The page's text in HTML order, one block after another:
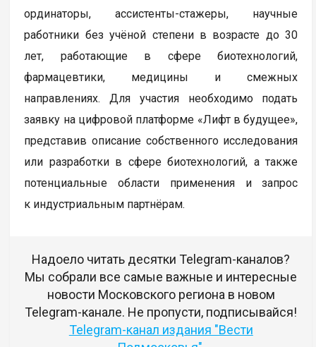
ординаторы, ассистенты-стажеры, научные
работники без учёной степени в возрасте до 30
лет, работающие в сфере биотехнологий,
фармацевтики, медицины и смежных
направлениях. Для участия необходимо подать
заявку на цифровой платформе «Лифт в будущее»,
представив описание собственного исследования
или разработки в сфере биотехнологий, а также
потенциальные области применения и запрос
к индустриальным партнёрам.
Надоело читать десятки Telegram-каналов?
Мы собрали все самые важные и интересные
новости Московского региона в новом
Telegram-канале. Не пропусти, подписывайся!
Telegram-канал издания "Вести